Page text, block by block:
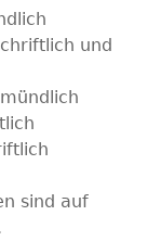
und
sind auf